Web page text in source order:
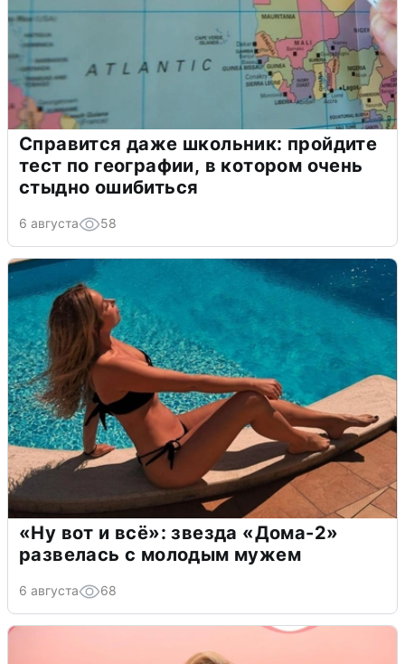
Справится даже школьник: пройдите
тест по географии, в котором очень
стыдно ошибиться
6 августа 58
«Ну вот и всё»: звезда «Дома-2»
развелась с молодым мужем
6 августа 68